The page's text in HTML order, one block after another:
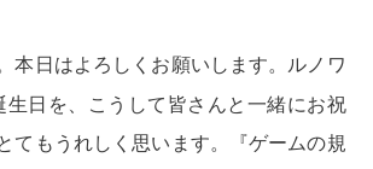
日はよろしくお願いします。ルノワ
生日を、こうして皆さんと一緒にお祝
てもうれしく思います。『ゲームの規